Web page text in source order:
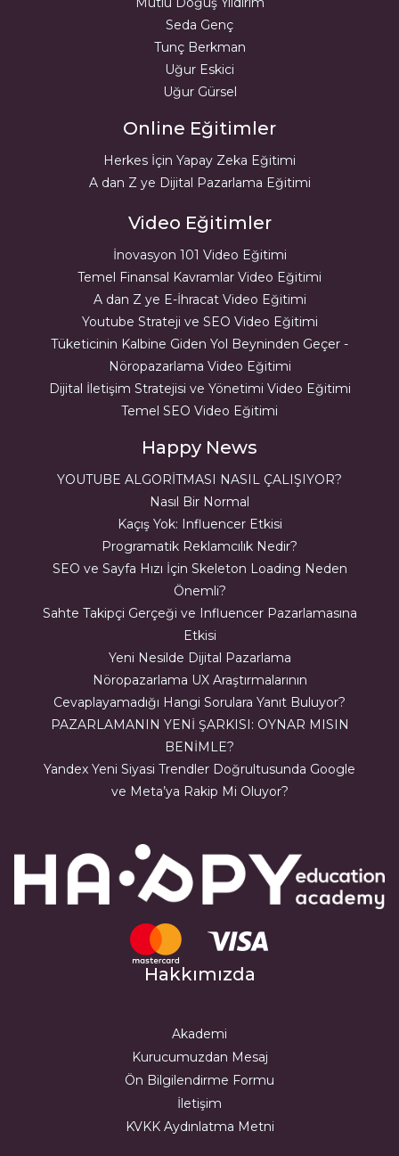
Seda Genç
Tunç Berkman
Uğur Eskici
Uğur Gürsel
Online Eğitimler
Herkes İçin Yapay Zeka Eğitimi
A dan Z ye Dijital Pazarlama Eğitimi
Video Eğitimler
İnovasyon 101 Video Eğitimi
Temel Finansal Kavramlar Video Eğitimi
A dan Z ye E-İhracat Video Eğitimi
Youtube Strateji ve SEO Video Eğitimi
Tüketicinin Kalbine Giden Yol Beyninden Geçer -
Nöropazarlama Video Eğitimi
Dijital İletişim Stratejisi ve Yönetimi Video Eğitimi
Temel SEO Video Eğitimi
Happy News
YOUTUBE ALGORİTMASI NASIL ÇALIŞIYOR?
Nasıl Bir Normal
Kaçış Yok: Influencer Etkisi
Programatik Reklamcılık Nedir?
SEO ve Sayfa Hızı İçin Skeleton Loading Neden
Önemli?
Sahte Takipçi Gerçeği ve Influencer Pazarlamasına
Etkisi
Yeni Nesilde Dijital Pazarlama
Nöropazarlama UX Araştırmalarının
Cevaplayamadığı Hangi Sorulara Yanıt Buluyor?
PAZARLAMANIN YENİ ŞARKISI: OYNAR MISIN
BENİMLE?
Yandex Yeni Siyasi Trendler Doğrultusunda Google
ve Meta’ya Rakip Mi Oluyor?
Hakkımızda
Akademi
Kurucumuzdan Mesaj
Ön Bilgilendirme Formu
İletişim
KVKK Aydınlatma Metni